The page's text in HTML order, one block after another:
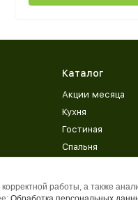
Каталог
Акции месяца
Кухня
Гостиная
Спальня
Прихожая
работы, а также